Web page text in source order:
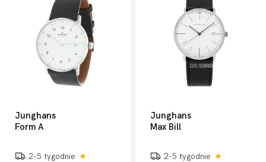
Junghans
Form A
2-5 tygodnie
Junghans
Max Bill
2-5 tygodnie